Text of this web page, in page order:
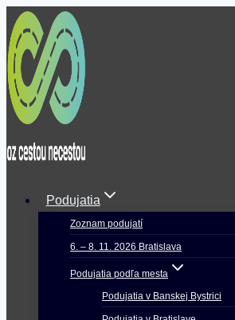
Skip
to
content
Podujatia
Zoznam podujatí
6. – 8. 11. 2026 Bratislava
Podujatia podľa mesta
Podujatia v Banskej Bystrici